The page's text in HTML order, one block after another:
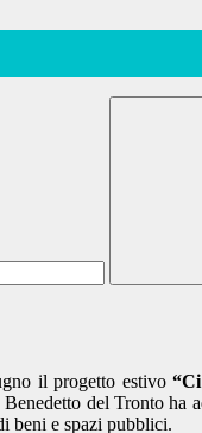
il progetto estivo
del Tronto ha
beni e spazi pubblici.